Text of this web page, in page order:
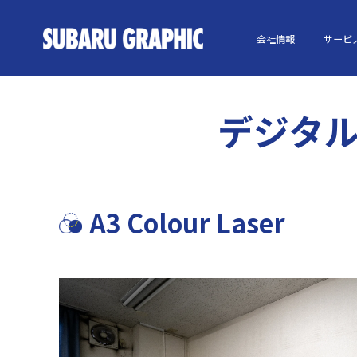
会社情報 サービ
デジタ
A3 Colour Laser